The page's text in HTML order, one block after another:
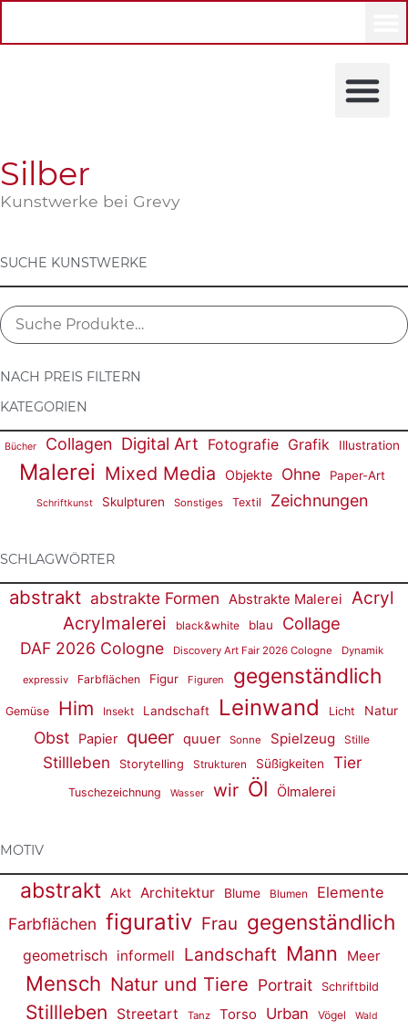
Silber
Kunstwerke bei Grevy
SUCHE KUNSTWERKE
NACH PREIS FILTERN
KATEGORIEN
Bücher Collagen Digital Art Fotografie Grafik Illustration
Malerei Mixed Media Objekte Ohne Paper-Art
Schriftkunst Skulpturen Sonstiges Textil Zeichnungen
SCHLAGWÖRTER
abstrakt abstrakte Formen Abstrakte Malerei
Acryl
Acrylmalerei
black&white blau Collage
DAF 2026 Cologne Discovery Art Fair 2026 Cologne Dynamik
expressiv Farbflächen Figur Figuren gegenständlich
Gemüse Him Insekt Landschaft Leinwand Licht Natur
Obst Papier queer quuer Sonne Spielzeug Stille
Stillleben Storytelling Strukturen Süßigkeiten Tier
Tuschezeichnung Wasser wir Öl Ölmalerei
MOTIV
abstrakt Akt Architektur Blume Blumen Elemente
Farbflächen figurativ Frau gegenständlich
geometrisch informell Landschaft Mann Meer
Mensch Natur und Tiere Portrait Schriftbild
Stillleben Streetart Tanz Torso Urban Vögel Wald